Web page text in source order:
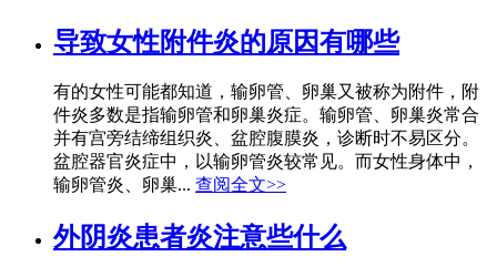
导致女性附件炎的原因有哪些
有的女性可能都知道，输卵管、卵巢又被称为附件，附
件炎多数是指输卵管和卵巢炎症。输卵管、卵巢炎常合
并有宫旁结缔组织炎、盆腔腹膜炎，诊断时不易区分。
盆腔器官炎症中，以输卵管炎较常见。而女性身体中，
输卵管炎、卵巢... 查阅全文>>
外阴炎患者炎注意些什么